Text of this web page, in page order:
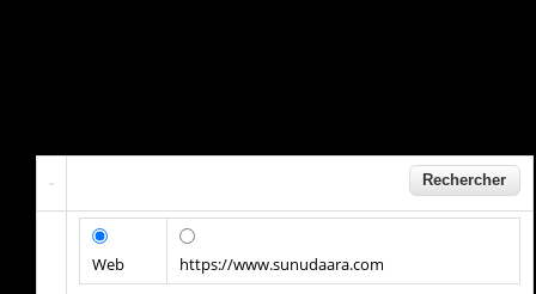
Web https://www.sunudaara.com